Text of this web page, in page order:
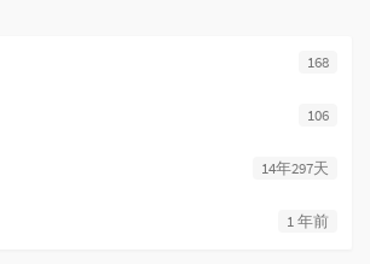
168
106
14年297天
1 年前